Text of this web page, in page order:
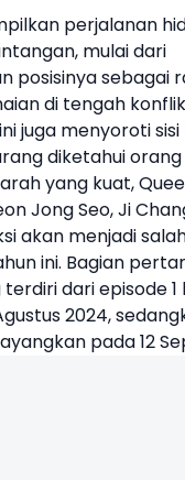
perjalanan
mulai dari
posisinya sebagai
di tengah
juga menyoroti
diketahui
yang kuat,
Jong Seo, Ji
akan menjadi
ini. Bagian
dari episode 1
2024,
pada 12